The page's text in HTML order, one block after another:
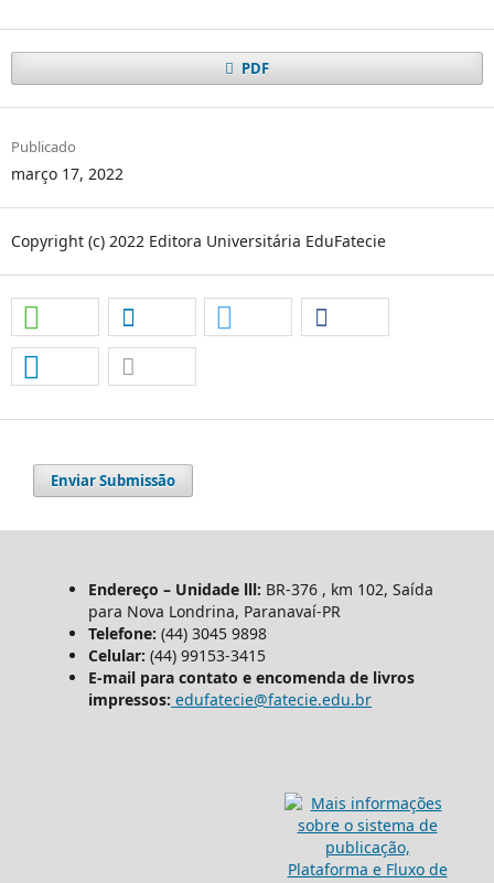
PDF
Publicado
março 17, 2022
Copyright (c) 2022 Editora Universitária EduFatecie
Enviar Submissão
Endereço – Unidade lll: BR-376 , km 102, Saída
para Nova Londrina, Paranavaí-PR
Telefone: (44) 3045 9898
Celular: (44) 99153-3415
E-mail para contato e encomenda de livros
impressos: edufatecie@fatecie.edu.br